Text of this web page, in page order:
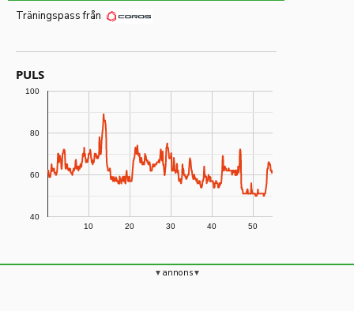
Träningspass från
PULS
10 20 30 40 50
40
60
80
100
annons